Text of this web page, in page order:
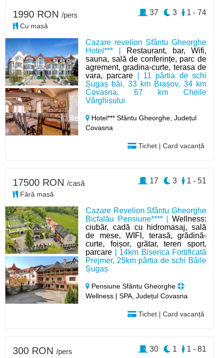
Cazare revelion Sfântu Gheorghe
Hotel*** |
Restaurant, bar, Wifi,
sauna, sală de conferințe, parc de
agrement, gradina-curte, terasa de
vara, parcare | 11 pârtia de schi
Șugaș băi, 33 km Brașov, 34 km
Covasna, 67 km Cheile
Vârghișului
Hotel*** Sfântu Gheorghe,Județul
Covasna
Tichet | Card vacanță
1990 RON /pers
Cu masă
1 - 74
3
37
Cazare Revelion Sfântu Gheorghe
Bicfalău Pensiune**** | Wellness:
ciubăr, cadă cu hidromasaj, sală
de mese, WIFI, terasă, grădină-
curte, foișor, grătar, teren sport,
parcare | 14km Biserica Fortificată
Prejmer, 25km pârtia de schi Băile
Șugaș
Pensiune Sfântu Gheorghe
Wellness | SPA, Județul Covasna
Tichet | Card vacanță
17500 RON /casă
Fără masă
1 - 51
3
17
300 RON /pers 1 - 81
1
30